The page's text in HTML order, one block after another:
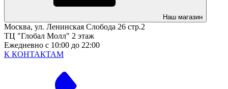
Наш магазин
Москва, ул. Ленинская Слобода 26 стр.2
ТЦ "Глобал Молл" 2 этаж
Ежедневно с 10:00 до 22:00
К КОНТАКТАМ